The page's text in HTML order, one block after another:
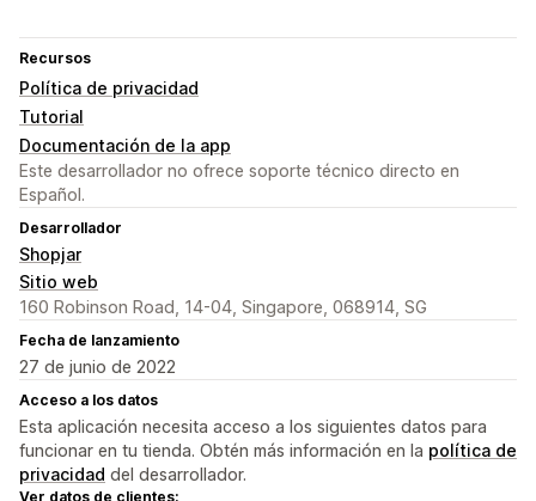
Recursos
Política de privacidad
Tutorial
Documentación de la app
Este desarrollador no ofrece soporte técnico directo en
Español.
Desarrollador
Shopjar
Sitio web
160 Robinson Road, 14-04, Singapore, 068914, SG
Fecha de lanzamiento
27 de junio de 2022
Acceso a los datos
Esta aplicación necesita acceso a los siguientes datos para
funcionar en tu tienda. Obtén más información en la política de
privacidad del desarrollador.
Ver datos de clientes: